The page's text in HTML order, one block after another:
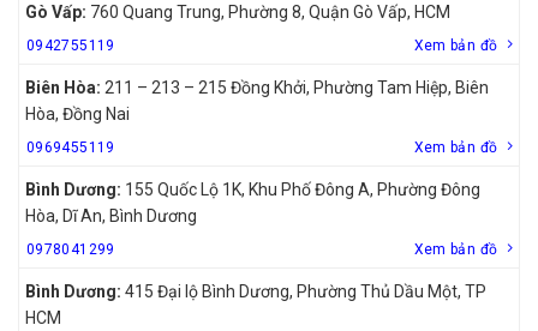
Gò Vấp: 760 Quang Trung, Phường 8, Quận Gò Vấp, HCM
0942755119 Xem bản đồ
Biên Hòa: 211 – 213 – 215 Đồng Khởi, Phường Tam Hiệp, Biên
Hòa, Đồng Nai
0969455119 Xem bản đồ
Bình Dương: 155 Quốc Lộ 1K, Khu Phố Đông A, Phường Đông
Hòa, Dĩ An, Bình Dương
0978041299 Xem bản đồ
Bình Dương: 415 Đại lộ Bình Dương, Phường Thủ Dầu Một, TP
HCM